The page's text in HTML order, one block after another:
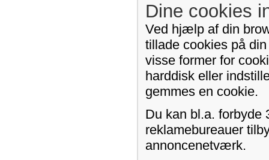
Dine cookies
Ved hjælp af din
tillade cookies på
visse former for
harddisk eller
gemmes en cookie.
Du kan bl.a. forbyde
reklamebureauer
annoncenetværk.